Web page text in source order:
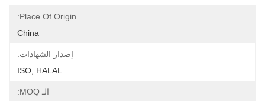
Place Of Origin:
China
إصدار الشهادات:
ISO, HALAL
الـ MOQ: